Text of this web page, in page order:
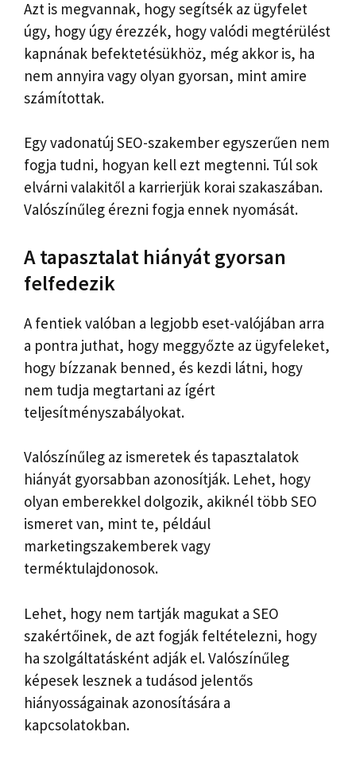
Azt is megvannak, hogy segítsék az ügyfelet
úgy, hogy úgy érezzék, hogy valódi megtérülést
kapnának befektetésükhöz, még akkor is, ha
nem annyira vagy olyan gyorsan, mint amire
számítottak.
Egy vadonatúj SEO-szakember egyszerűen nem
fogja tudni, hogyan kell ezt megtenni. Túl sok
elvárni valakitől a karrierjük korai szakaszában.
Valószínűleg érezni fogja ennek nyomását.
A tapasztalat hiányát gyorsan
felfedezik
A fentiek valóban a legjobb eset-valójában arra
a pontra juthat, hogy meggyőzte az ügyfeleket,
hogy bízzanak benned, és kezdi látni, hogy
nem tudja megtartani az ígért
teljesítményszabályokat.
Valószínűleg az ismeretek és tapasztalatok
hiányát gyorsabban azonosítják. Lehet, hogy
olyan emberekkel dolgozik, akiknél több SEO
ismeret van, mint te, például
marketingszakemberek vagy
terméktulajdonosok.
Lehet, hogy nem tartják magukat a SEO
szakértőinek, de azt fogják feltételezni, hogy
ha szolgáltatásként adják el. Valószínűleg
képesek lesznek a tudásod jelentős
hiányosságainak azonosítására a
kapcsolatokban.